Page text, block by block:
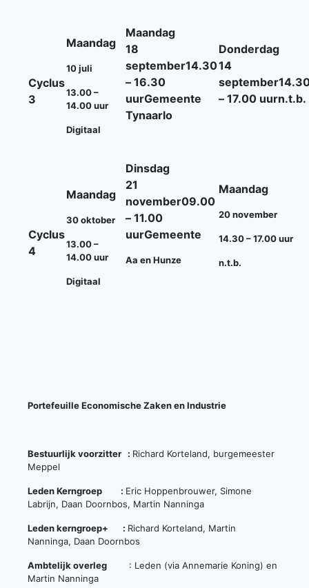
Cyclus
3
Maandag
10 juli
13.00 –
14.00 uur
Digitaal
Maandag
18
september14.30
– 16.30
uurGemeente
Tynaarlo
Donderdag
14
september
– 17.00 uurn.t.b.
Cyclus
4
Maandag
30 oktober
13.00 –
14.00 uur
Digitaal
Dinsdag
21
november09.00
– 11.00
uurGemeente
Aa en Hunze
Maandag
20 november
14.30 – 17.00 uur
n.t.b.
Portefeuille Economische Zaken en Industrie
Bestuurlijk voorzitter : Richard Korteland, burgemeester
Meppel
Leden Kerngroep : Eric Hoppenbrouwer, Simone
Labrijn, Daan Doornbos, Martin Nanninga
Leden kerngroep+ : Richard Korteland, Martin
Nanninga, Daan Doornbos
Ambtelijk overleg : Leden (via Annemarie Koning) en
Martin Nanninga